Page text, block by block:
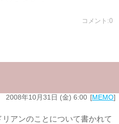
コメント:0
2008年10月31日 (金) 6:00 MEMO
リアンのことについて書かれて